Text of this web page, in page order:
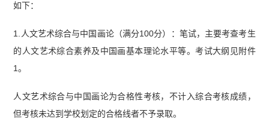
如下：
1.人文艺术综合与中国画论（满分100分）：笔试，主要考查考生
的人文艺术综合素养及中国画基本理论水平等。考试大纲见附件
1。
人文艺术综合与中国画论为合格性考核，不计入综合考核成绩，
但考核未达到学校划定的合格线者不予录取。